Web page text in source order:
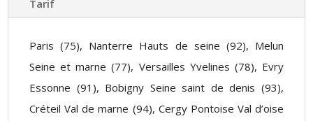
Tarif
Paris (75), Nanterre Hauts de seine (92), Melun
Seine et marne (77), Versailles Yvelines (78), Evry
Essonne (91), Bobigny Seine saint de denis (93),
Créteil Val de marne (94), Cergy Pontoise Val d’oise